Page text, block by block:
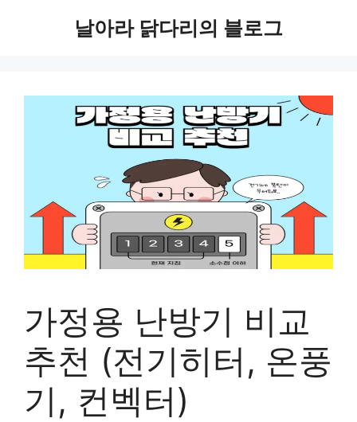
날아라 닭다리의 블로그
가정용 난방기 비교
추천 (전기히터, 온풍
기, 컨벡터)